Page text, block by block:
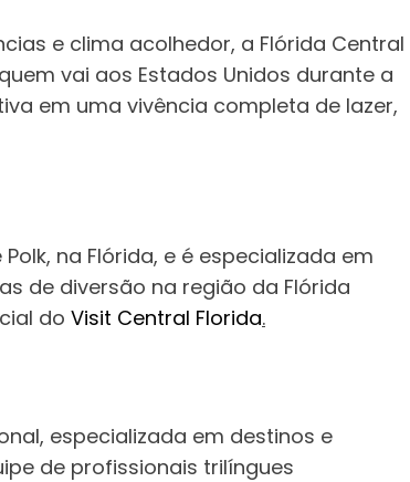
e clima acolhedor, a Flórida Central
vai aos Estados Unidos durante a
em uma vivência completa de lazer,
na Flórida, e é especializada em
de diversão na região da Flórida
do Visit Central Florida.
especializada em destinos e
de profissionais trilíngues